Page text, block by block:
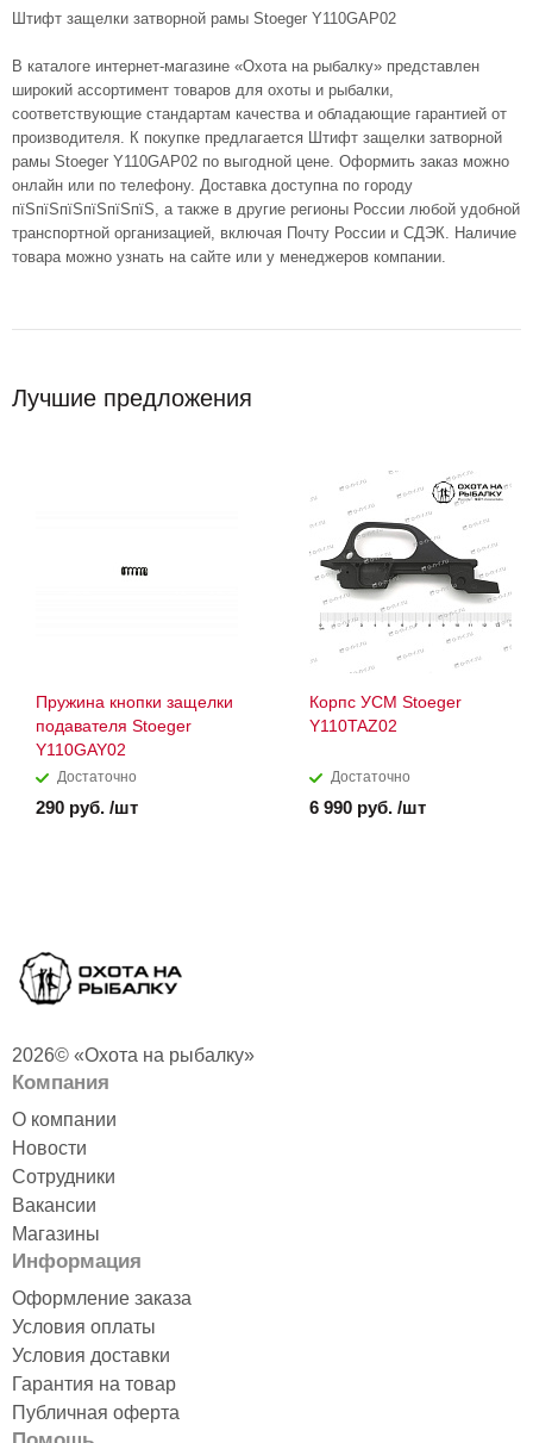
Штифт защелки затворной рамы Stoeger Y110GAP02
В каталоге интернет-магазине «Охота на рыбалку» представлен
широкий ассортимент товаров для охоты и рыбалки,
соответствующие стандартам качества и обладающие гарантией от
производителя. К покупке предлагается Штифт защелки затворной
рамы Stoeger Y110GAP02 по выгодной цене. Оформить заказ можно
онлайн или по телефону. Доставка доступна по городу
пїЅпїЅпїЅпїЅпїЅпїЅ, а также в другие регионы России любой удобной
транспортной организацией, включая Почту России и СДЭК. Наличие
товара можно узнать на сайте или у менеджеров компании.
Лучшие предложения
Пружина кнопки защелки
подавателя Stoeger
Y110GAY02
Достаточно
290 руб. /шт
Корпс УСМ Stoeger
Y110TAZ02
Достаточно
6 990 руб. /шт
2026© «Охота на рыбалку»
Компания
О компании
Новости
Сотрудники
Вакансии
Магазины
Информация
Оформление заказа
Условия оплаты
Условия доставки
Гарантия на товар
Публичная оферта